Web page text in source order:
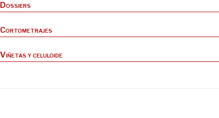
Dossiers
Cortometrajes
Viñetas y celuloide